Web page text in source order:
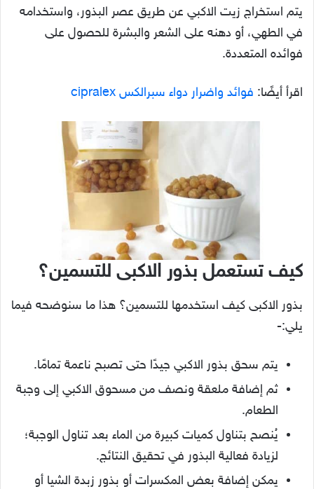
يتم استخراج زيت الاكبي عن طريق عصر البذور، واستخدامه
في الطهي، أو دهنه على الشعر والبشرة للحصول على
فوائده المتعددة.
اقرأ أيضًا: فوائد واضرار دواء سبرالكس cipralex
كيف تستعمل بذور الاكبى للتسمين؟
بذور الاكبى كيف استخدمها للتسمين؟ هذا ما سنوضحه فيما
يلي:-
يتم سحق بذور الاكبي جيدًا حتى تصبح ناعمة تمامًا.
ثم إضافة ملعقة ونصف من مسحوق الاكبي إلى وجبة
الطعام.
يُنصح بتناول كميات كبيرة من الماء بعد تناول الوجبة؛
لزيادة فعالية البذور في تحقيق النتائج.
يمكن إضافة بعض المكسرات أو بذور زبدة الشيا أو